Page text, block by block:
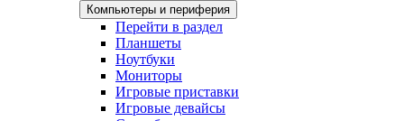
Компьютеры и периферия
Перейти в раздел
Планшеты
Ноутбуки
Мониторы
Игровые приставки
Игровые девайсы